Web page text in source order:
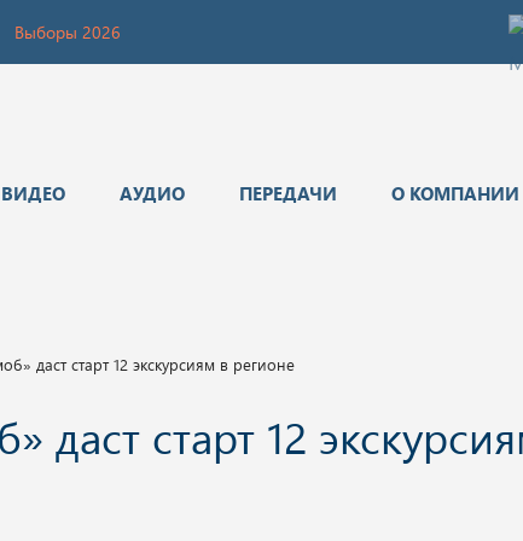
Выборы 2026
ВИДЕО АУДИО ПЕРЕДАЧИ О КОМПАНИИ
даст старт 12 экскурсиям в регионе
старт 12